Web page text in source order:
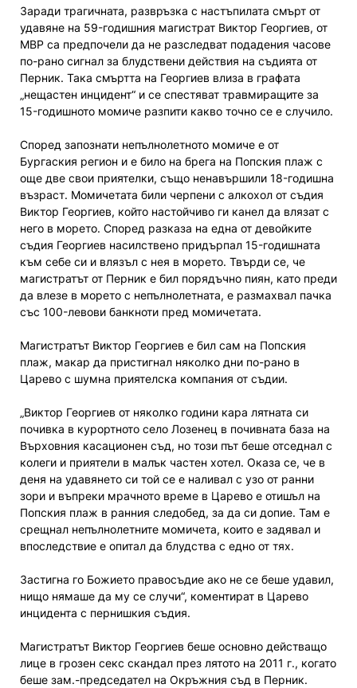
Заради трагичната, развръзка с настъпилата смърт от
удавяне на 59-годишния магистрат Виктор Георгиев, от
МВР са предпочели да не разследват подадения часове
по-рано сигнал за блудствени действия на съдията от
Перник. Така смъртта на Георгиев влиза в графата
„нещастен инцидент“ и се спестяват травмиращите за
15-годишното момиче разпити какво точно се е случило.
Според запознати непълнолетното момиче е от
Бургаския регион и е било на брега на Попския плаж с
още две свои приятелки, също ненавършили 18-годишна
възраст. Момичетата били черпени с алкохол от съдия
Виктор Георгиев, който настойчиво ги канел да влязат с
него в морето. Според разказа на една от девойките
съдия Георгиев насилствено придърпал 15-годишната
към себе си и влязъл с нея в морето. Твърди се, че
магистратът от Перник е бил порядъчно пиян, като преди
да влезе в морето с непълнолетната, е размахвал пачка
със 100-левови банкноти пред момичетата.
Магистратът Виктор Георгиев е бил сам на Попския
плаж, макар да пристигнал няколко дни по-рано в
Царево с шумна приятелска компания от съдии.
„Виктор Георгиев от няколко години кара лятната си
почивка в курортното село Лозенец в почивната база на
Върховния касационен съд, но този път беше отседнал с
колеги и приятели в малък частен хотел. Оказа се, че в
деня на удавянето си той се е наливал с узо от ранни
зори и въпреки мрачното време в Царево е отишъл на
Попския плаж в ранния следобед, за да си допие. Там е
срещнал непълнолетните момичета, които е задявал и
впоследствие е опитал да блудства с едно от тях.
Застигна го Божието правосъдие ако не се беше удавил,
нищо нямаше да му се случи“, коментират в Царево
инцидента с пернишкия съдия.
Магистратът Виктор Георгиев беше основно действащо
лице в грозен секс скандал през лятото на 2011 г., когато
беше зам.-председател на Окръжния съд в Перник.